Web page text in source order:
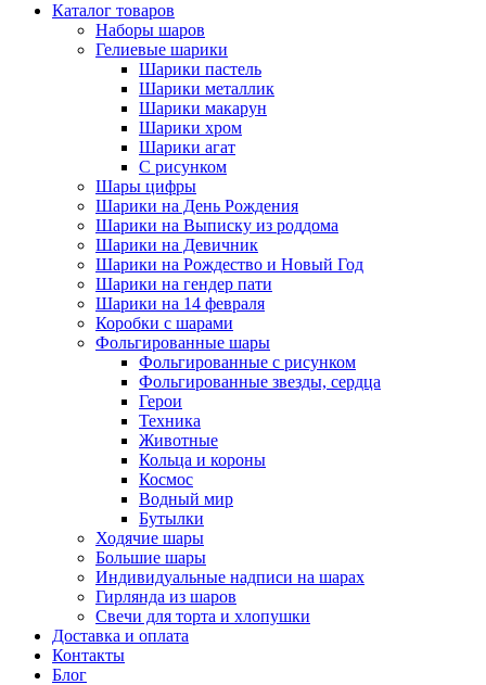
Каталог товаров
Наборы шаров
Гелиевые шарики
Шарики пастель
Шарики металлик
Шарики макарун
Шарики хром
Шарики агат
С рисунком
Шары цифры
Шарики на День Рождения
Шарики на Выписку из роддома
Шарики на Девичник
Шарики на Рождество и Новый Год
Шарики на гендер пати
Шарики на 14 февраля
Коробки с шарами
Фольгированные шары
Фольгированные с рисунком
Фольгированные звезды, сердца
Герои
Техника
Животные
Кольца и короны
Космос
Водный мир
Бутылки
Ходячие шары
Большие шары
Индивидуальные надписи на шарах
Гирлянда из шаров
Свечи для торта и хлопушки
Доставка и оплата
Контакты
Блог